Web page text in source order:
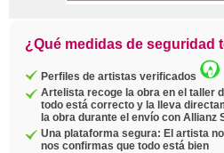
¿Qué medidas de seguridad
Perfiles de artistas verificados
Artelista recoge la obra en el taller
todo está correcto y la lleva
la obra durante el envío con Allianz
Una plataforma segura: El artista
nos confirmas que todo está bien